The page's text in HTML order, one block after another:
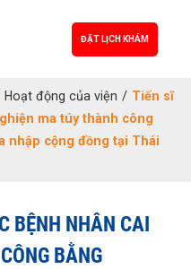
ĐẶT LỊCH KHÁM
Hoạt động của viện / Tiến sĩ
ma túy thành công
nhập cộng đồng tại Thái
BỆNH NHÂN CAI
BẰNG